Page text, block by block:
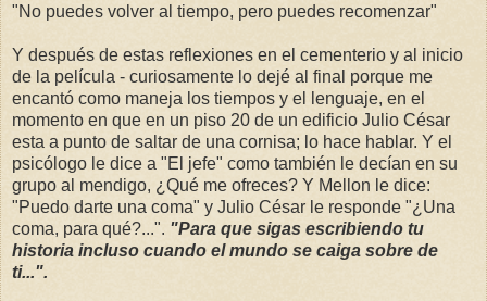
"No puedes volver al tiempo, pero puedes recomenzar"
Y después de estas reflexiones en el cementerio y al inicio
de la película - curiosamente lo dejé al final porque me
encantó como maneja los tiempos y el lenguaje, en el
momento en que en un piso 20 de un edificio Julio César
esta a punto de saltar de una cornisa; lo hace hablar. Y el
psicólogo le dice a "El jefe" como también le decían en su
grupo al mendigo, ¿Qué me ofreces? Y Mellon le dice:
"Puedo darte una coma" y Julio César le responde "¿Una
coma, para qué?...". "Para que sigas escribiendo tu
historia incluso cuando el mundo se caiga sobre de
ti...".